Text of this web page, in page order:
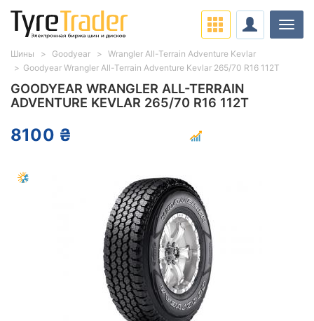
GOODYEAR WRANGLER ALL-TERRAIN
ADVENTURE KEVLAR 265/70 R16 112T
8100 ₴
Шины Goodyear
Wrangler All-Terrain Adventure Kevlar
Goodyear Wrangler All-Terrain Adventure Kevlar 265/70 R16 112T